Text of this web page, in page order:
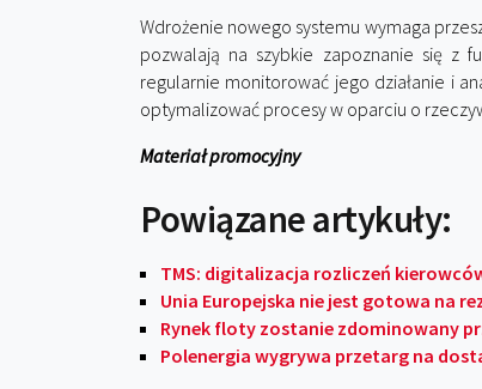
Wdrożenie nowego systemu wymaga
pozwalają na szybkie zapoznanie się z
regularnie monitorować jego działanie i
optymalizować procesy w oparciu o
Materiał promocyjny
Powiązane artykuły:
TMS: digitalizacja rozliczeń
Unia Europejska nie jest gotowa na
Rynek floty zostanie zdominowany
Polenergia wygrywa przetarg na